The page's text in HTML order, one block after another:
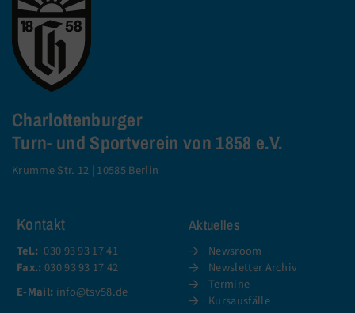
Charlottenburger
Turn- und Sportverein von 1858 e.V.
Krumme Str. 12 | 10585 Berlin
Kontakt
Tel.: 030 93 93 17 41
Fax.:030 93 93 17 42
E-Mail: info@tsv58.de
Aktuelles
Newsroom
Newsletter Archiv
Termine
Kursausfälle